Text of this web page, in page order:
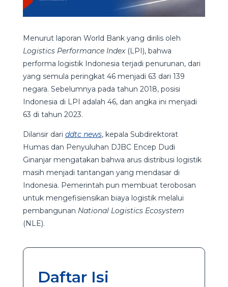
Menurut laporan World Bank yang dirilis oleh
Logistics Performance Index (LPI), bahwa
performa logistik Indonesia terjadi penurunan, dari
yang semula peringkat 46 menjadi 63 dari 139
negara. Sebelumnya pada tahun 2018, posisi
Indonesia di LPI adalah 46, dan angka ini menjadi
63 di tahun 2023.
Dilansir dari ddtc news, kepala Subdirektorat
Humas dan Penyuluhan DJBC Encep Dudi
Ginanjar mengatakan bahwa arus distribusi logistik
masih menjadi tantangan yang mendasar di
Indonesia. Pemerintah pun membuat terobosan
untuk mengefisiensikan biaya logistik melalui
pembangunan National Logistics Ecosystem
(NLE).
Daftar Isi